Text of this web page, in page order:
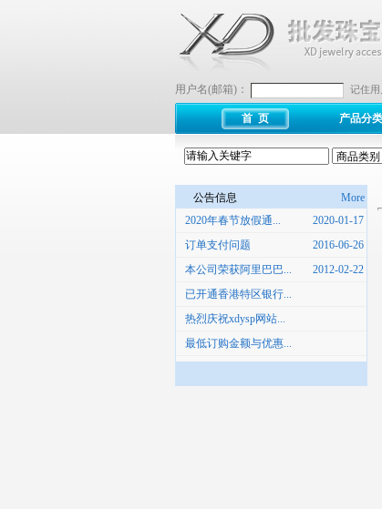
用户名(邮箱)： 记住用
首 页 产品分类
More
公告信息
2020-01-17
2020年春节放假通...
2016-06-26
订单支付问题
2012-02-22
本公司荣获阿里巴巴...
已开通香港特区银行...
热烈庆祝xdysp网站...
最低订购金额与优惠...